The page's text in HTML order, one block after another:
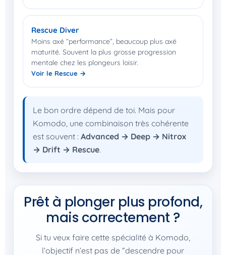
Rescue Diver
Moins axé “performance”, beaucoup plus axé
maturité. Souvent la plus grosse progression
mentale chez les plongeurs loisir.
Voir le Rescue →
Le bon ordre dépend de toi. Mais pour
Komodo, une combinaison très cohérente
est souvent : Advanced → Deep → Nitrox
→ Drift → Rescue.
Prêt à plonger plus profond,
mais correctement ?
Si tu veux faire cette spécialité à Komodo,
l’objectif n’est pas de “descendre pour